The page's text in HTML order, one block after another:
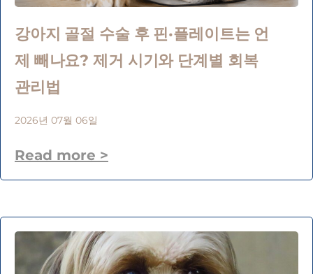
강아지 골절 수술 후 핀·플레이트는 언
제 빼나요? 제거 시기와 단계별 회복
관리법
2026년 07월 06일
Read more >